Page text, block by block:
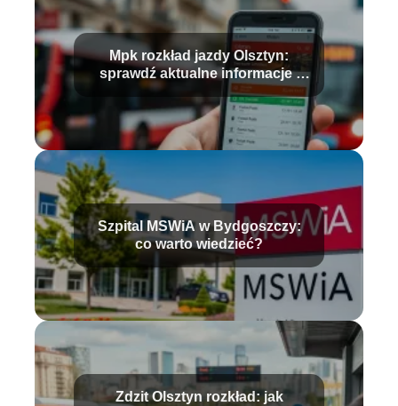
Mpk rozkład jazdy Olsztyn:
sprawdź aktualne informacje i
Szpital MSWiA w Bydgoszczy:
co warto wiedzieć?
Zdzit Olsztyn rozkład: jak